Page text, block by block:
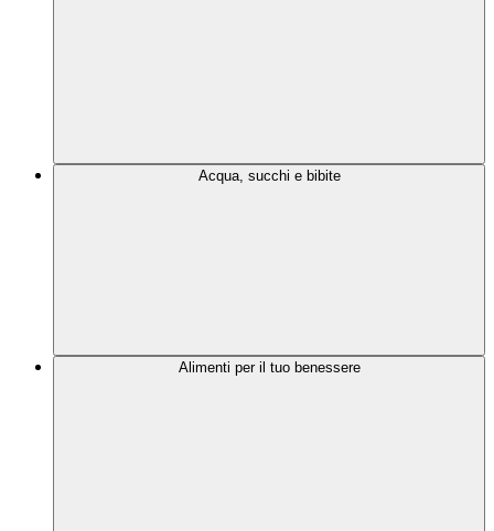
Acqua, succhi e bibite
Alimenti per il tuo benessere